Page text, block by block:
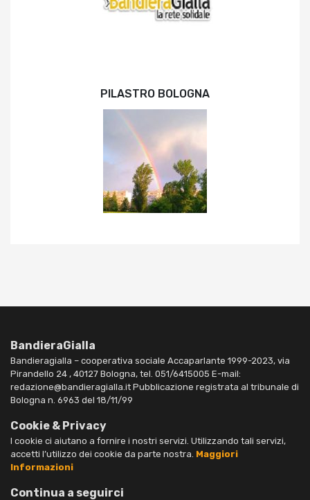
PILASTRO BOLOGNA
BandieraGialla
Bandieragialla – cooperativa sociale Accaparlante 1999-2023, via
Pirandello 24 , 40127 Bologna, tel. 051/6415005 E-mail:
redazione@bandieragialla.it Pubblicazione registrata al tribunale di
Bologna n. 6963 del 18/11/99
Cookie & Privacy
I cookie ci aiutano a fornire i nostri servizi. Utilizzando tali servizi,
accetti l’utilizzo dei cookie da parte nostra. Maggiori
Informazioni
Continua a seguirci